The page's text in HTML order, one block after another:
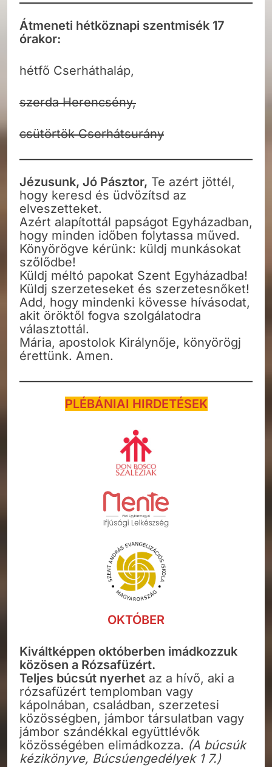
Átmeneti hétköznapi szentmisék 17
órakor:
hétfő Cserháthaláp,
szerda Herencsény,
csütörtök Cserhátsurány
Jézusunk, Jó Pásztor, Te azért jöttél,
hogy keresd és üdvözítsd az
elveszetteket.
Azért alapítottál papságot Egyházadban,
hogy minden időben folytassa műved.
Könyörögve kérünk: küldj munkásokat
szőlődbe!
Küldj méltó papokat Szent Egyházadba!
Küldj szerzeteseket és szerzetesnőket!
Add, hogy mindenki kövesse hívásodat,
akit öröktől fogva szolgálatodra
választottál.
Mária, apostolok Királynője, könyörögj
érettünk. Amen.
PLÉBÁNIAI HIRDETÉSEK
OKTÓBER
Kiváltképpen októberben imádkozzuk
közösen a Rózsafüzért.
Teljes búcsút nyerhet az a hívő, aki a
rózsafüzért templomban vagy
kápolnában, családban, szerzetesi
közösségben, jámbor társulatban vagy
jámbor szándékkal együttlévők
közösségében elimádkozza. (A búcsúk
kézikönyve, Búcsúengedélyek 1 7.)